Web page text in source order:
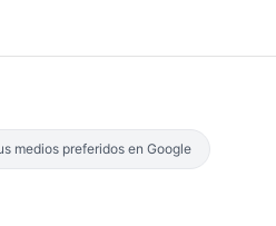
medios preferidos en Google